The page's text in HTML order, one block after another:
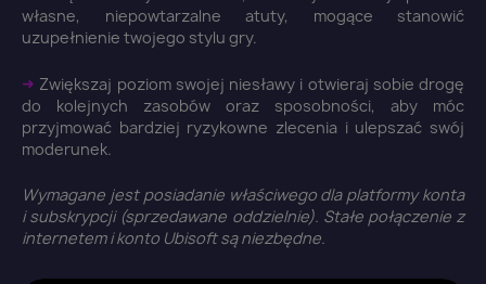
własne, niepowtarzalne atuty, mogące stanowić
uzupełnienie twojego stylu gry.
➜ Zwiększaj poziom swojej niesławy i otwieraj sobie drogę
do kolejnych zasobów oraz sposobności, aby móc
przyjmować bardziej ryzykowne zlecenia i ulepszać swój
moderunek.
Wymagane jest posiadanie właściwego dla platformy konta
i subskrypcji (sprzedawane oddzielnie). Stałe połączenie z
internetem i konto Ubisoft są niezbędne.
Zaloguj się